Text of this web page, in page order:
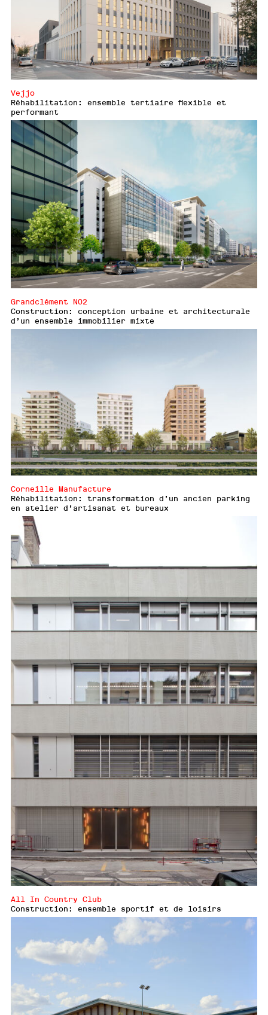
Vejjo
Réhabilitation: ensemble tertiaire flexible et
performant
Grandclément N02
Construction: conception urbaine et architecturale
d’un ensemble immobilier mixte
Corneille Manufacture
Réhabilitation: transformation d’un ancien parking
en atelier d’artisanat et bureaux
All In Country Club
Construction: ensemble sportif et de loisirs